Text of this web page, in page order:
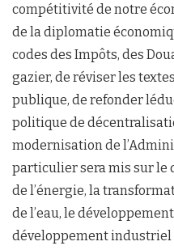
compétitivité de notre
de la diplomatie
codes des Impôts, des
gazier, de réviser les
publique, de refonder
politique de
modernisation de
particulier sera mis sur le
de l’énergie, la
de l’eau, le
développement industriel